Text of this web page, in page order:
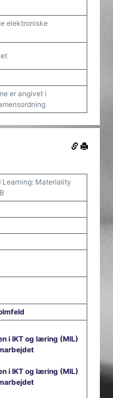
elektroniske
er angivet i
Learning: Materiality
i IKT og læring (MIL)
i IKT og læring (MIL)